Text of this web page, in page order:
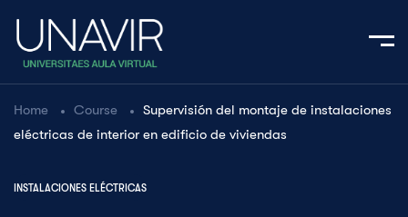
Home Course
Supervisión del montaje de instalaciones
eléctricas de interior en edificio de viviendas
INSTALACIONES ELÉCTRICAS